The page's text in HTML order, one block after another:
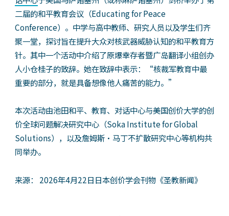
二届的和平教育会议（Educating for Peace
Conference）。中学与高中教师、研究人员以及学生们齐
聚一堂，探讨旨在提升大众对核武器威胁认知的和平教育方
针。其中一个活动中介绍了原爆幸存者暨广岛翻译小组创办
人小仓桂子的致辞。她在致辞中表示：“核裁军教育中最
重要的部分，就是具备想像他人痛苦的能力。”
本次活动由池田和平、教育、对话中心与美国创价大学的创
价全球问题解决研究中心（Soka Institute for Global
Solutions），以及詹姆斯‧马丁不扩散研究中心等机构共
同举办。
来源： 2026年4月22日日本创价学会刊物《圣教新闻》